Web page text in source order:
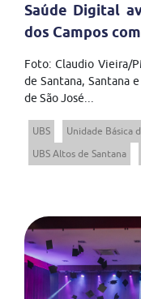
Saúde Digital
dos Campos
Foto: Claudio Vieira/
de Santana, Santana
de São José...
UBS Unidade Básica
UBS Altos de Santana